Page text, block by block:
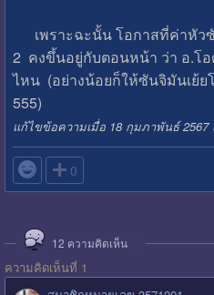
เพราะฉะนั้น โอกาสที่ค่าหัว
2 คงขึ้นอยู่กับตอนหน้า ว่า อ.โ
ไหน (อย่างน้อยก็ให้ซันจิมันเย้
555)
แก้ไขข้อความเมื่อ 18 กุมภาพันธ์ 2567
 0
12 ความคิดเห็น
ความคิดเห็นที่ 1